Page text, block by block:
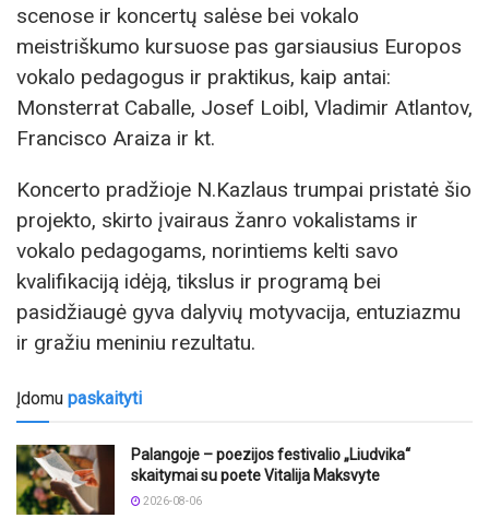
scenose ir koncertų salėse bei vokalo
meistriškumo kursuose pas garsiausius Europos
vokalo pedagogus ir praktikus, kaip antai:
Monsterrat Caballe, Josef Loibl, Vladimir Atlantov,
Francisco Araiza ir kt.
Koncerto pradžioje N.Kazlaus trumpai pristatė šio
projekto, skirto įvairaus žanro vokalistams ir
vokalo pedagogams, norintiems kelti savo
kvalifikaciją idėją, tikslus ir programą bei
pasidžiaugė gyva dalyvių motyvacija, entuziazmu
ir gražiu meniniu rezultatu.
Įdomu paskaityti
Palangoje – poezijos festivalio „Liudvika“
skaitymai su poete Vitalija Maksvyte
2026-08-06